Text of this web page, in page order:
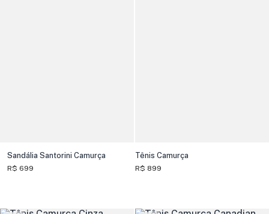
Sandália Santorini Camurça
R$ 699
Tênis Camurça
R$ 899